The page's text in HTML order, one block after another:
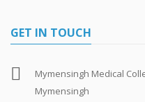
GET IN TOUCH
Mymensingh Medical
Mymensingh